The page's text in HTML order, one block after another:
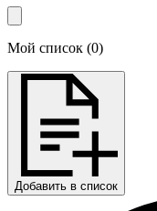
Мой список (0)
Добавить в список